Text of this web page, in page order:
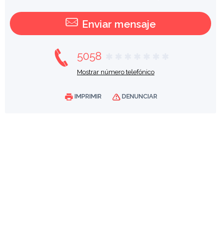
Enviar mensaje
5058
Mostrar número telefónico
IMPRIMIR DENUNCIAR